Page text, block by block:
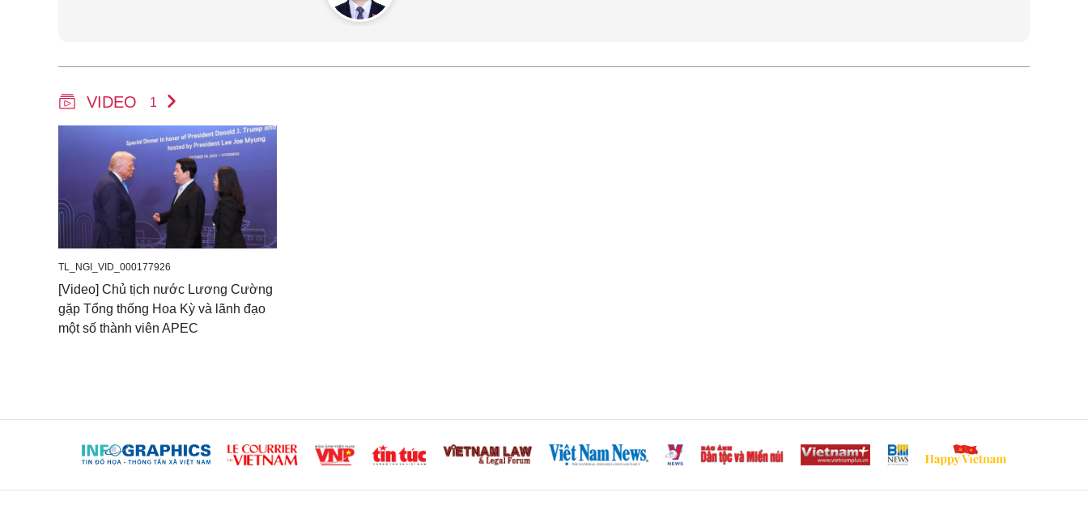
VIDEO 1
TL_NGI_VID_000177926
[Video] Chủ tịch nước Lương Cường
gặp Tổng thống Hoa Kỳ và lãnh đạo
một số thành viên APEC